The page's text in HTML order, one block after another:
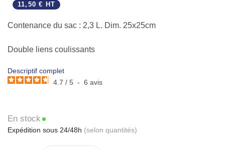
11,50 € HT
Contenance du sac : 2,3 L. Dim. 25x25cm
Double liens coulissants
Capacité d’absorption de 450 ml de liquide organique
Descriptif complet
4.7 / 5 - 6 avis
En stock
Expédition sous 24/48h (selon quantités)